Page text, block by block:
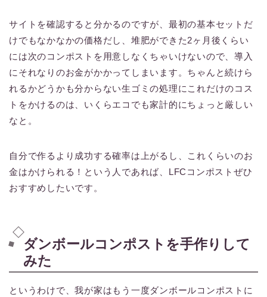
サイトを確認すると分かるのですが、最初の基本セットだ
けでもなかなかの価格だし、堆肥ができた2ヶ月後くらい
には次のコンポストを用意しなくちゃいけないので、導入
にそれなりのお金がかかってしまいます。ちゃんと続けら
れるかどうかも分からない生ゴミの処理にこれだけのコス
トをかけるのは、いくらエコでも家計的にちょっと厳しい
なと。
自分で作るより成功する確率は上がるし、これくらいのお
金はかけられる！という人であれば、LFCコンポストぜひ
おすすめしたいです。
ダンボールコンポストを手作りして
みた
というわけで、我が家はもう一度ダンボールコンポストに